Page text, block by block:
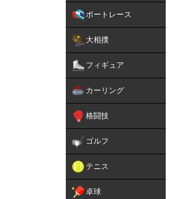
ボートレース
大相撲
フィギュア
カーリング
格闘技
ゴルフ
テニス
卓球